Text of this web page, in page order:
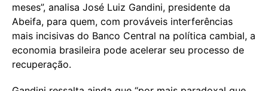
meses”, analisa José Luiz Gandini, presidente da
Abeifa, para quem, com prováveis interferências
mais incisivas do Banco Central na política cambial, a
economia brasileira pode acelerar seu processo de
recuperação.